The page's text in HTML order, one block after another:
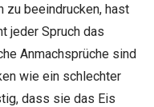
zu beeindrucken, hast
jeder Spruch das
Anmachsprüche sind
wie ein schlechter
dass sie das Eis